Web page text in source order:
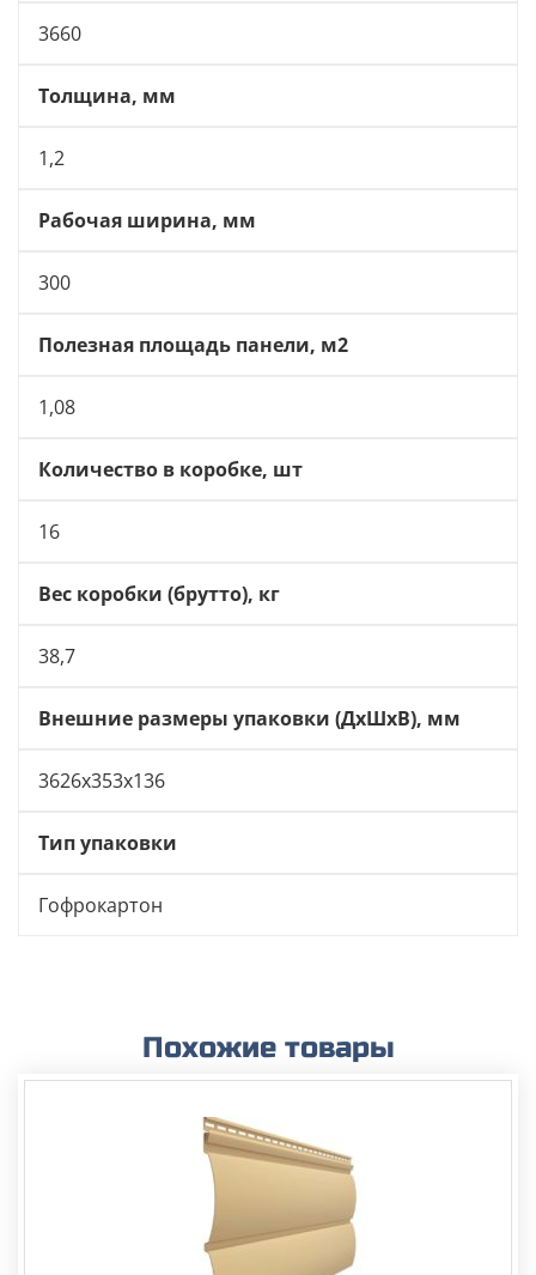
3660
Толщина, мм
1,2
Рабочая ширина, мм
300
Полезная площадь панели, м2
1,08
Количество в коробке, шт
16
Вес коробки (брутто), кг
38,7
Внешние размеры упаковки (ДхШхВ), мм
3626х353х136
Тип упаковки
Гофрокартон
Похожие товары